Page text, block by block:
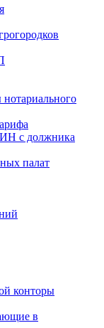
с должника
палат
конторы
в